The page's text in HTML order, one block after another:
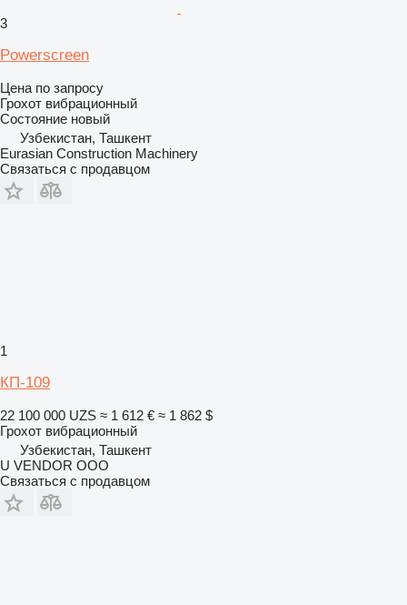
3
Powerscreen
Цена по запросу
Грохот вибрационный
Состояние новый
Узбекистан, Ташкент
Eurasian Construction Machinery
Связаться с продавцом
1
КП-109
22 100 000 UZS ≈ 1 612 € ≈ 1 862 $
Грохот вибрационный
Узбекистан, Ташкент
U VENDOR OOO
Связаться с продавцом